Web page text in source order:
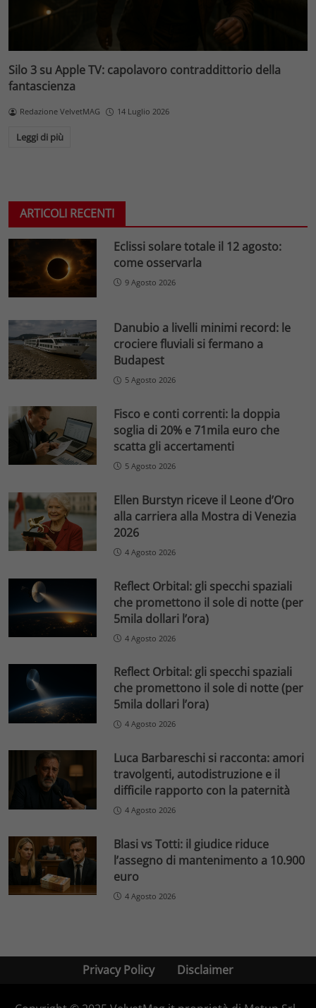
Silo 3 su Apple TV: capolavoro contraddittorio della
fantascienza
Redazione VelvetMAG 14 Luglio 2026
Leggi di più
ARTICOLI RECENTI
Eclissi solare totale il 12 agosto:
come osservarla
9 Agosto 2026
Danubio a livelli minimi record: le
crociere fluviali si fermano a
Budapest
5 Agosto 2026
Fisco e conti correnti: la doppia
soglia di 20% e 71mila euro che
scatta gli accertamenti
5 Agosto 2026
Ellen Burstyn riceve il Leone d’Oro
alla carriera alla Mostra di Venezia
2026
4 Agosto 2026
Reflect Orbital: gli specchi spaziali
che promettono il sole di notte (per
5mila dollari l’ora)
4 Agosto 2026
Reflect Orbital: gli specchi spaziali
che promettono il sole di notte (per
5mila dollari l’ora)
4 Agosto 2026
Luca Barbareschi si racconta: amori
travolgenti, autodistruzione e il
difficile rapporto con la paternità
4 Agosto 2026
Blasi vs Totti: il giudice riduce
l’assegno di mantenimento a 10.900
euro
4 Agosto 2026
Privacy Policy Disclaimer